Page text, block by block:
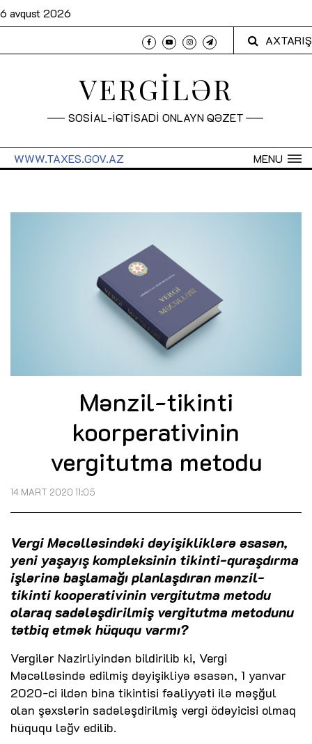
6 avqust 2026
AXTARIŞ
VERGİLƏR
SOSİAL-İQTİSADİ ONLAYN QƏZET
MENU
WWW.TAXES.GOV.AZ
Mənzil-tikinti
koorperativinin
vergitutma metodu
14 MART 2020 11:05
Vergi Məcəlləsindəki dəyişikliklərə əsasən,
yeni yaşayış kompleksinin tikinti-quraşdırma
işlərinə başlamağı planlaşdıran mənzil-
tikinti kooperativinin vergitutma metodu
olaraq sadələşdirilmiş vergitutma metodunu
tətbiq etmək hüququ varmı?
Vergilər Nazirliyindən bildirilib ki, Vergi
Məcəlləsində edilmiş dəyişikliyə əsasən, 1 yanvar
2020-ci ildən bina tikintisi fəaliyyəti ilə məşğul
olan şəxslərin sadələşdirilmiş vergi ödəyicisi olmaq
hüququ ləğv edilib.